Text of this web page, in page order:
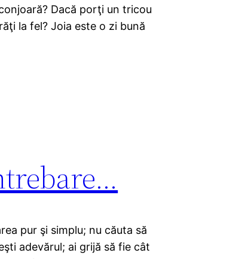
Dacă porţi un tricou
la fel? Joia este o zi bună
pur şi simplu; nu căuta să
adevărul; ai grijă să fie cât